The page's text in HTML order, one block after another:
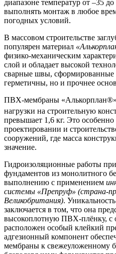
диапазоне температур от –35
выполнять монтаж в любое
погодных условий.
В массовом строительстве
популярен материал
физико-механическим
слой и обладает высокой
сварные швы, сформированные
герметичны, но и прочнее
ПВХ-мембраны «Алькорплан®»
нагрузки на строительную
превышает 1,6 кг. Это особенно
проектировании и
сооружений, где масса
значение.
Гидроизоляционные работы
фундаментов из монолитного
выполнению с применением
системы «Препруф» (страна-
Великобритания).
заключается в том, что она
высокоплотную ПВХ-плёнку, с
расположен особый клейкий
адгезионный компонент
мембраны к свежеуложенному